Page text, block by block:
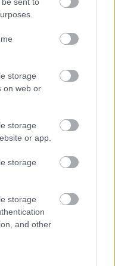
storage
on web or
storage
or app.
storage
storage
and other
volt